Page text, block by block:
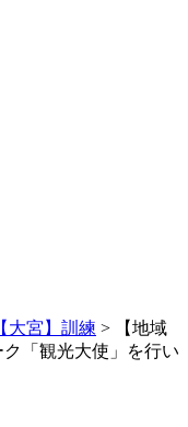
【大宮】訓練 >
【地域
「観光大使」を行い